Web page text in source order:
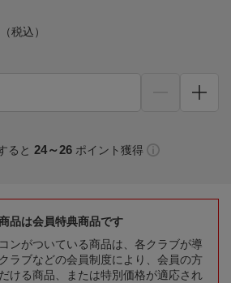
（税込）
ると 24～26 ポイント獲得
品は会員特典商品です
ンがついている商品は、各クラブが導
ラブなどの会員制度により、会員の方
ける商品、または特別価格が適応され